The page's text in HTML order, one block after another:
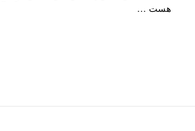
هست …